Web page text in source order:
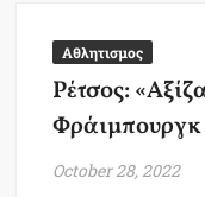
Αθλητισμος
Ρέτσος:
Φράιμπουργκ
October 28, 2022